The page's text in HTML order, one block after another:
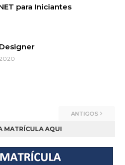
para Iniciantes
ANTIGOS
MATRÍCULA AQUI